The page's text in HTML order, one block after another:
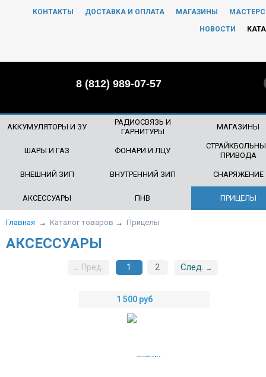
КОНТАКТЫ ДОСТАВКА И ОПЛАТА МАГАЗИНЫ
НОВОСТИ
8 (812) 989-07-57
АККУМУЛЯТОРЫ И ЗУ
РАДИОСВЯЗЬ И
ГАРНИТУРЫ
МАГАЗИНЫ
ШАРЫ И ГАЗ ФОНАРИ И ЛЦУ
ПРИВОДА
ВНЕШНИЙ ЗИП ВНУТРЕННИЙ ЗИП СНАРЯЖЕНИЕ
АКСЕССУАРЫ ПНВ ПРИЦЕЛЫ
Главная → Каталог товаров → Прицелы
АКСЕССУАРЫ
← Пред. 1 2 След. →
1 500 руб
ЧТО БУДЕМ ИСКАТЬ?